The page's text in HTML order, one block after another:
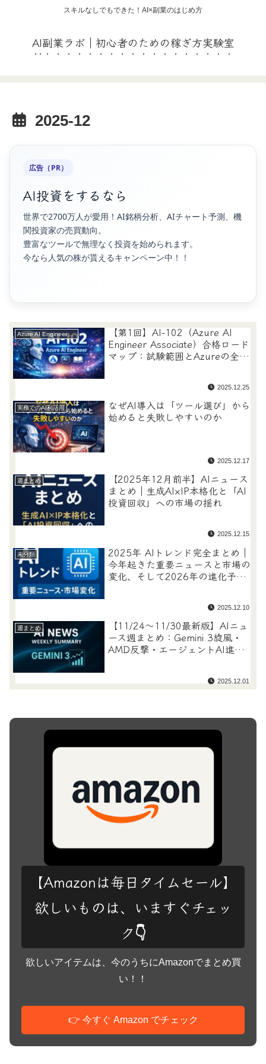
スキルなしでもできた！AI×副業のはじめ方
AI副業ラボ｜初心者のための稼ぎ方実験室
2025-12
広告（PR）
AI投資をするなら
世界で2700万人が愛用！AI銘柄分析、AIチャート予測、機
関投資家の売買動向。
豊富なツールで無理なく投資を始められます。
今なら人気の株が貰えるキャンペーン中！！
Azure AI Engineer（AI-102）
【第1回】AI-102（Azure AI
Engineer Associate）合格ロード
マップ：試験範囲とAzureの全体
2025.12.25
実務でのAI利活用
なぜAI導入は「ツール選び」から
始めると失敗しやすいのか
2025.12.17
週まとめ
【2025年12月前半】AIニュース
まとめ｜生成AI×IP本格化と「AI
投資回収」への市場の揺れ
2025.12.15
未分類
2025年 AIトレンド完全まとめ｜
今年起きた重要ニュースと市場の
変化、そして2026年の進化予測
2025.12.10
週まとめ
【11/24〜11/30最新版】AIニュ
ース週まとめ：Gemini 3旋風・
AMD反撃・エージェントAI進化
2025.12.01
【Amazonは毎日タイムセール】
欲しいものは、いますぐチェッ
ク👇
欲しいアイテムは、今のうちにAmazonでまとめ買
い！！
👉 今すぐ Amazon でチェック